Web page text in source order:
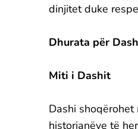
dinjitet duke
Dhurata për
Miti i Dashit
Dashi
historianëve të